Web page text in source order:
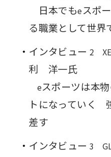
日本でもeスポ
る職業として世界
インタビュー 2
利 洋一氏
eスポーツは本
トになっていく
差す
インタビュー 3